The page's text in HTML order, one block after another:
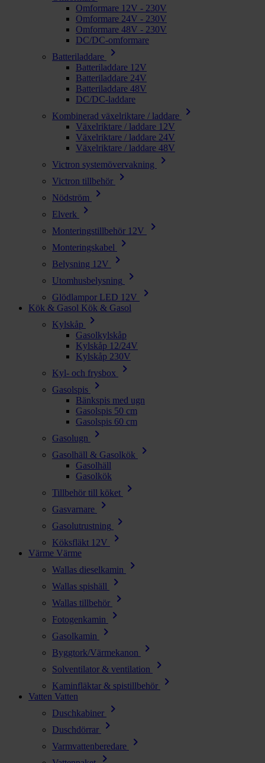
Omformare 12V - 230V
Omformare 24V - 230V
Omformare 48V - 230V
DC/DC-omformare
Batteriladdare
chevron_right
Batteriladdare 12V
Batteriladdare 24V
Batteriladdare 48V
DC/DC-laddare
Kombinerad växelriktare / laddare
chevron_right
Växelriktare / laddare 12V
Växelriktare / laddare 24V
Växelriktare / laddare 48V
Victron systemövervakning
chevron_right
Victron tillbehör chevron_right
Nödström chevron_right
Elverk chevron_right
Monteringstillbehör 12V chevron_right
Monteringskabel chevron_right
Belysning 12V chevron_right
Utomhusbelysning chevron_right
Glödlampor LED 12V chevron_right
Kök & Gasol Kök & Gasol
Kylskåp
chevron_right
Gasolkylskåp
Kylskåp 12/24V
Kylskåp 230V
Kyl- och frysbox
chevron_right
Gasolspis chevron_right
Bänkspis med ugn
Gasolspis 50 cm
Gasolspis 60 cm
Gasolugn
chevron_right
Gasolhäll & Gasolkök chevron_right
Gasolhäll
Gasolkök
Tillbehör till köket
chevron_right
Gasvarnare chevron_right
Gasolutrustning chevron_right
Köksfläkt 12V chevron_right
Värme Värme
Wallas dieselkamin
chevron_right
Wallas spishäll chevron_right
Wallas tillbehör chevron_right
Fotogenkamin chevron_right
Gasolkamin chevron_right
Byggtork/Värmekanon chevron_right
Solventilator & ventilation chevron_right
Kaminfläktar & spistillbehör chevron_right
Vatten Vatten
Duschkabiner
chevron_right
Duschdörrar chevron_right
Varmvattenberedare chevron_right
chevron_right